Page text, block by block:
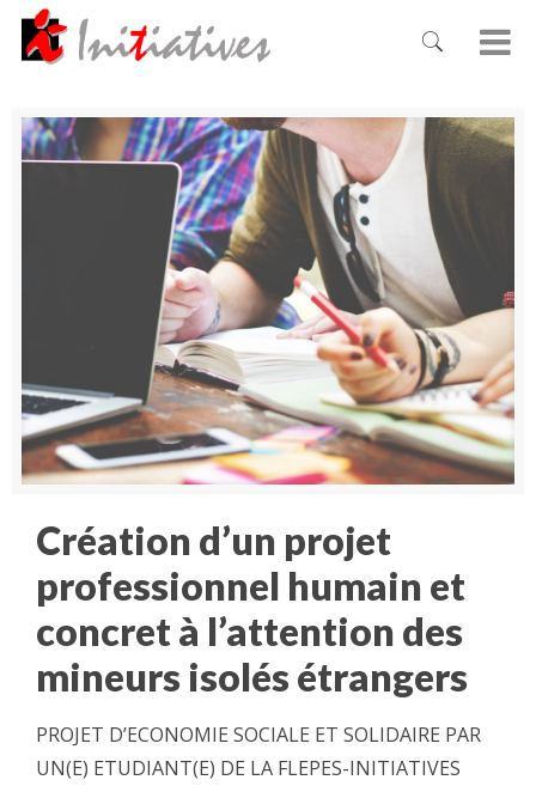
Création d’un projet
professionnel humain et
concret à l’attention des
mineurs isolés étrangers
PROJET D’ECONOMIE SOCIALE ET SOLIDAIRE PAR
UN(E) ETUDIANT(E) DE LA FLEPES-INITIATIVES